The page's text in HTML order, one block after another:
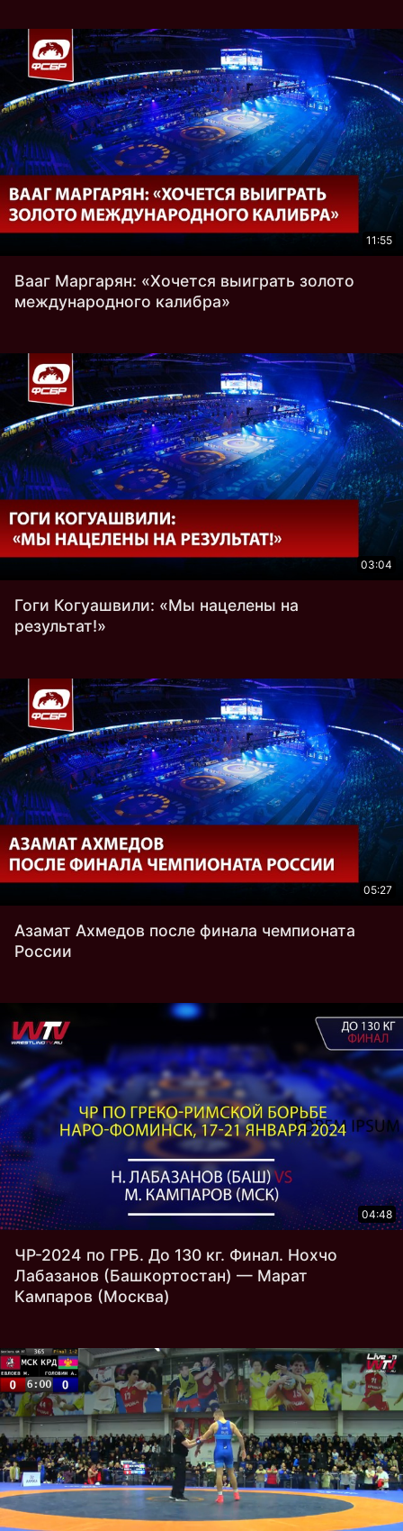
11:55
Вааг Маргарян: «Хочется выиграть золото
международного калибра»
03:04
Гоги Когуашвили: «Мы нацелены на
результат!»
05:27
Азамат Ахмедов после финала чемпионата
России
04:48
ЧР-2024 по ГРБ. До 130 кг. Финал. Нохчо
Лабазанов (Башкортостан) — Марат
Кампаров (Москва)